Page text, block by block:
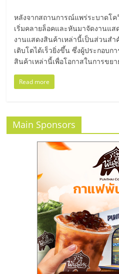
SMEs,
แฟ
รน
ไชส์,
ที่
ปรึกษา
แฟ
ไชส์,
รวม
หลังจากสถานการณ์แพร่ระบาดโค
เริ่มคลายล็อคและหันมาจัดงานแ
งานแสดงสินค้าเหล่านี้เป็นส่วนส
เติบโตได้เร็วยิ่งขึ้น ซึ่งผู้ประกอบก
สินค้าเหล่านี้เพื่อโอกาสในการขย
Read more
Main Sponsors